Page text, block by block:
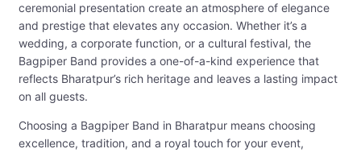
ceremonial presentation create an atmosphere of elegance
and prestige that elevates any occasion. Whether it’s a
wedding, a corporate function, or a cultural festival, the
Bagpiper Band provides a one-of-a-kind experience that
reflects Bharatpur’s rich heritage and leaves a lasting impact
on all guests.
Choosing a Bagpiper Band in Bharatpur means choosing
excellence, tradition, and a royal touch for your event,